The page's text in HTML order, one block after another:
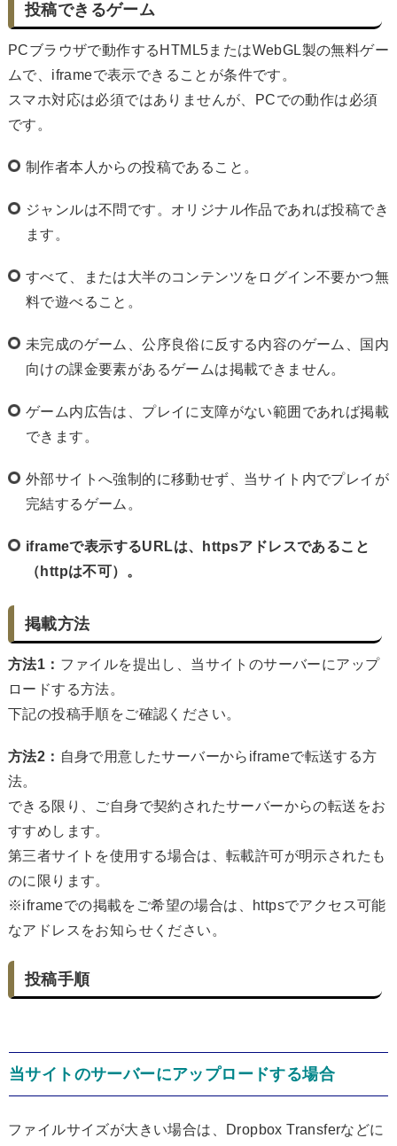
投稿できるゲーム
PCブラウザで動作するHTML5またはWebGL製の無料ゲー
ムで、iframeで表示できることが条件です。
スマホ対応は必須ではありませんが、PCでの動作は必須
です。
制作者本人からの投稿であること。
ジャンルは不問です。オリジナル作品であれば投稿でき
ます。
すべて、または大半のコンテンツをログイン不要かつ無
料で遊べること。
未完成のゲーム、公序良俗に反する内容のゲーム、国内
向けの課金要素があるゲームは掲載できません。
ゲーム内広告は、プレイに支障がない範囲であれば掲載
できます。
外部サイトへ強制的に移動せず、当サイト内でプレイが
完結するゲーム。
iframeで表示するURLは、httpsアドレスであること
（httpは不可）。
掲載方法
方法1： ファイルを提出し、当サイトのサーバーにアップ
ロードする方法。
下記の投稿手順をご確認ください。
方法2： 自身で用意したサーバーからiframeで転送する方
法。
できる限り、ご自身で契約されたサーバーからの転送をお
すすめします。
第三者サイトを使用する場合は、転載許可が明示されたも
のに限ります。
※iframeでの掲載をご希望の場合は、httpsでアクセス可能
なアドレスをお知らせください。
投稿手順
当サイトのサーバーにアップロードする場合
ファイルサイズが大きい場合は、Dropbox Transferなどに